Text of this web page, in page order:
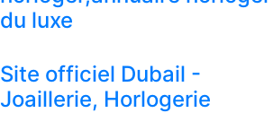
du luxe
Site officiel Dubail -
Joaillerie, Horlogerie